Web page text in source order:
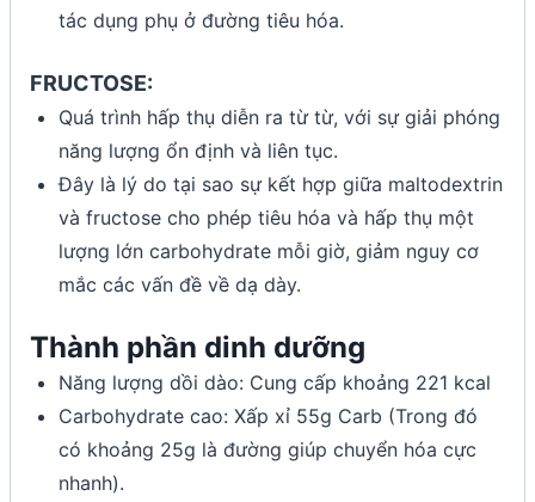
tác dụng phụ ở đường tiêu hóa.
FRUCTOSE:
Quá trình hấp thụ diễn ra từ từ, với sự giải phóng
năng lượng ổn định và liên tục.
Đây là lý do tại sao sự kết hợp giữa maltodextrin
và fructose cho phép tiêu hóa và hấp thụ một
lượng lớn carbohydrate mỗi giờ, giảm nguy cơ
mắc các vấn đề về dạ dày.
Thành phần dinh dưỡng
Năng lượng dồi dào: Cung cấp khoảng 221 kcal
Carbohydrate cao: Xấp xỉ 55g Carb (Trong đó
có khoảng 25g là đường giúp chuyển hóa cực
nhanh).